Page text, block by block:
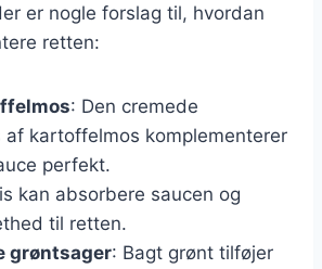
er nogle forslag til, hvordan
retten:
: Den cremede
af kartoffelmos komplementerer
perfekt.
kan absorbere saucen og
til retten.
grøntsager: Bagt grønt tilføjer